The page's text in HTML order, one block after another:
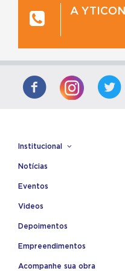
A
Institucional
Notícias
Eventos
Videos
Depoimentos
Empreendimentos
Acompanhe sua obra